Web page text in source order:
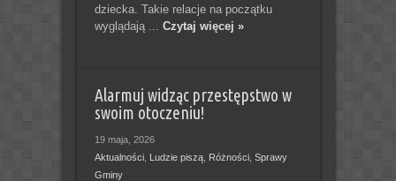
dziecka. Takie relacje na początku
wyglądają ... Czytaj więcej »
Alarmuj widząc przestępstwo w
swoim otoczeniu!
19 maja, 2026
Aktualności, Ludzie piszą, Różności, Sprawy
Gminy